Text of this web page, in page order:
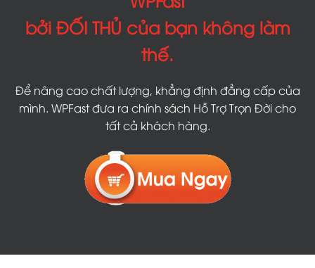
bởi ĐỐI THỦ của bạn không làm
thế.
Để nâng cao chất lượng, khẳng định đẳng cấp của
mình. WPFast đưa ra chính sách Hỗ Trợ Trọn Đời cho
tất cả khách hàng.